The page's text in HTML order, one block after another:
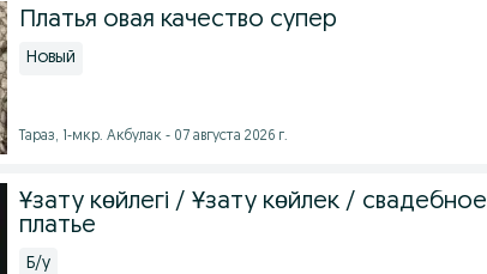
Платья овая качество супер
Новый
Тараз, 1-мкр. Акбулак - 07 августа 2026 г.
Ұзату көйлегі / Ұзату көйлек / свадебное
платье
Б/у